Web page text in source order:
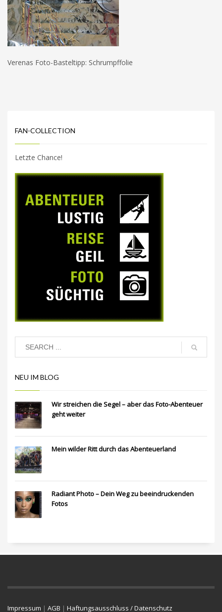
Verenas Foto-Basteltipp: Schrumpffolie
FAN-COLLECTION
Letzte Chance!
NEU IM BLOG
Wir streichen die Segel – aber das Foto-Abenteuer
geht weiter
Mein wilder Ritt durch das Abenteuerland
Radiant Photo – Dein Weg zu beeindruckenden
Fotos
Impressum | AGB | Haftungsausschluss / Datenschutz